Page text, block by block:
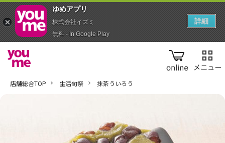
online
店舗総合TOP 生活旬祭 抹茶ういろう
ゆめアプ‪リ‬
株式会社イズミ
無料 - In Google Play
詳細